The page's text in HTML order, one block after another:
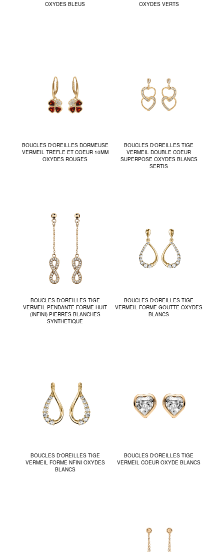
OXYDES BLEUS
OXYDES VERTS
BOUCLES D'OREILLES DORMEUSE
VERMEIL TREFLE ET COEUR 10MM
OXYDES ROUGES
BOUCLES D'OREILLES TIGE
VERMEIL DOUBLE COEUR
SUPERPOSE OXYDES BLANCS
SERTIS
BOUCLES D'OREILLES TIGE
VERMEIL PENDANTE FORME HUIT
(INFINI) PIERRES BLANCHES
SYNTHETIQUE
BOUCLES D'OREILLES TIGE
VERMEIL FORME GOUTTE OXYDES
BLANCS
BOUCLES D'OREILLES TIGE
VERMEIL FORME NFINI OXYDES
BLANCS
BOUCLES D'OREILLES TIGE
VERMEIL COEUR OXYDE BLANCS